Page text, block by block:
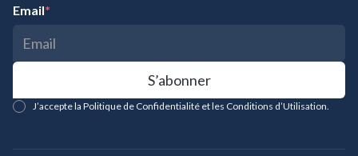
Email*
J’accepte la Politique de Confidentialité et les Conditions d’Utilisation.